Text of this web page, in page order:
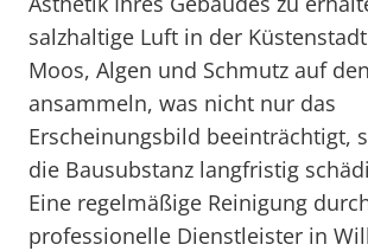
salzhaltige Luft in der
Moos, Algen und Schmutz auf
ansammeln, was nicht nur das
Erscheinungsbild beeinträchtigt,
die Bausubstanz langfristig
Eine regelmäßige Reinigung
professionelle Dienstleister in